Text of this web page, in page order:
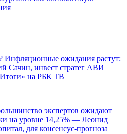
Инфляционные ожидания растут:
Сачин, инвест стратег АВИ
на РБК ТВ
экспертов ожидают
на уровне 14,25% — Леонид
для консенсус-прогноза